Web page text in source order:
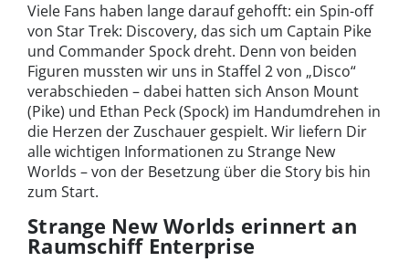
Viele Fans haben lange darauf gehofft: ein Spin-off
von Star Trek: Discovery, das sich um Captain Pike
und Commander Spock dreht. Denn von beiden
Figuren mussten wir uns in Staffel 2 von „Disco“
verabschieden – dabei hatten sich Anson Mount
(Pike) und Ethan Peck (Spock) im Handumdrehen in
die Herzen der Zuschauer gespielt. Wir liefern Dir
alle wichtigen Informationen zu Strange New
Worlds – von der Besetzung über die Story bis hin
zum Start.
Strange New Worlds erinnert an
Raumschiff Enterprise